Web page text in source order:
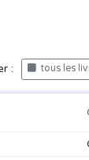
: tous les